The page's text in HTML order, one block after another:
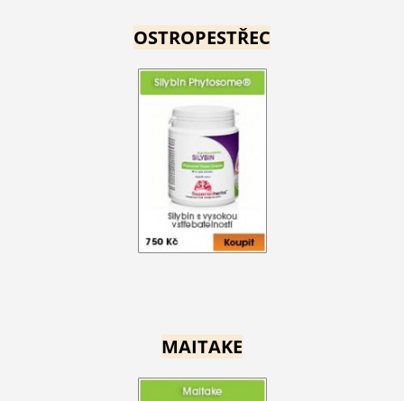
OSTROPESTŘEC
MAITAKE